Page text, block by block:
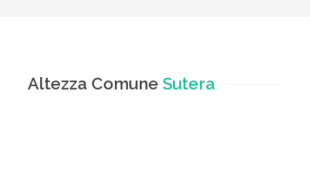
Altezza Comune Sutera